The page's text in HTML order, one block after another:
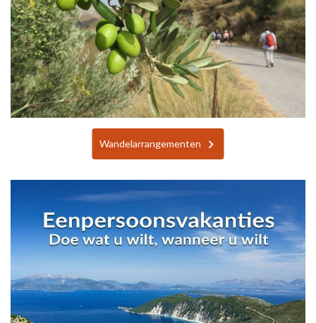
Wandelarrangementen